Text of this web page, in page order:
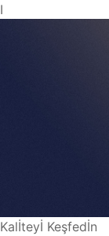
I
Kalİteyİ Keşfedİn